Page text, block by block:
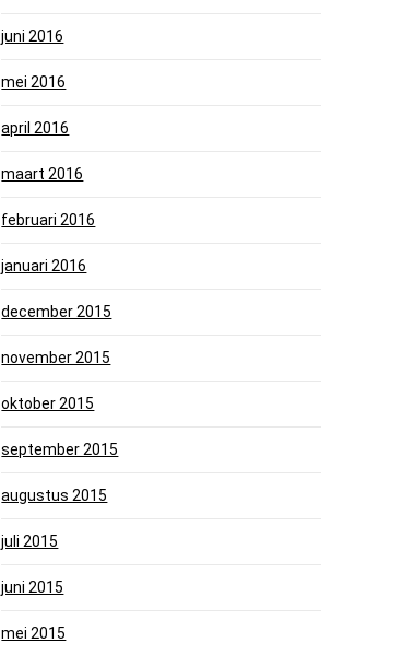
juni 2016
mei 2016
april 2016
maart 2016
februari 2016
januari 2016
december 2015
november 2015
oktober 2015
september 2015
augustus 2015
juli 2015
juni 2015
mei 2015